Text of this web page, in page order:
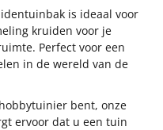
is ideaal voor
kruiden voor je
Perfect voor een
in de wereld van de
bent, onze
ervoor dat u een tuin